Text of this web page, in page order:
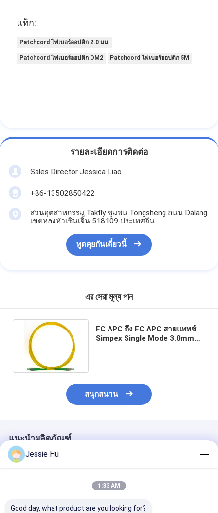
แท็ก:
Patchcord ไฟเบอร์ออปติก 2.0 มม.
Patchcord ไฟเบอร์ออปติก OM2 Patchcord ไฟเบอร์ออปติก 5M
รายละเอียดการติดต่อ
Sales Director Jessica Liao
+86-13502850422
สวนอุตสาหกรรม Takfly ชุมชน Tongsheng ถนน Dalang
เขตหลงหัวเซินเจิ้น 518109 ประเทศจีน
พูดคุยกันเดี๋ยวนี้
এর সেরা মূল্য পান
FC APC ถึง FC APC สายแพทช์
Simpex Single Mode 3.0mm
สนุกสนาน
แนะนำผลิตภัณฑ์
Jessie Hu
1:33 AM
Good day, what product are you looking for?